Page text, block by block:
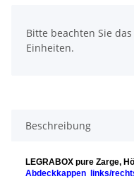
Bitte beachten Sie
Einheiten.
Beschreibung
LEGRABOX pure Zarge,
Abdeckkappen links/